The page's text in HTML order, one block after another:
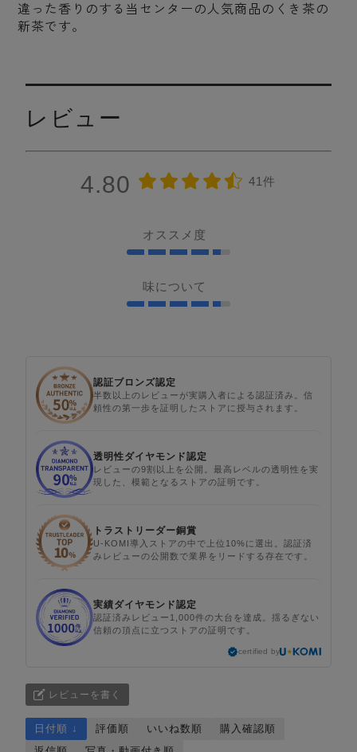
違った香りのする当センターの人気商品のくき茶の
新茶です。
レビュー
4.80 41件
オススメ度
味について
認証ブロンズ認定
半数以上のレビューが実購入者による認証済み。信
頼性の第一歩を証明したストアに授与されます。
透明性ダイヤモンド認定
レビューの9割以上を公開。最高レベルの透明性を実
現した、模範となるストアの証明です。
トラストリーダー銅賞
U-KOMI導入ストアの中で上位10%に選出。認証済
みレビューの公開数で業界をリードする存在です。
実績ダイヤモンド認定
認証済みレビュー1,000件の大台を達成。揺るぎない
信頼の頂点に立つストアの証明です。
certified by
レビューを書く
日付順 ↓ 評価順 いいね数順
購入確認順